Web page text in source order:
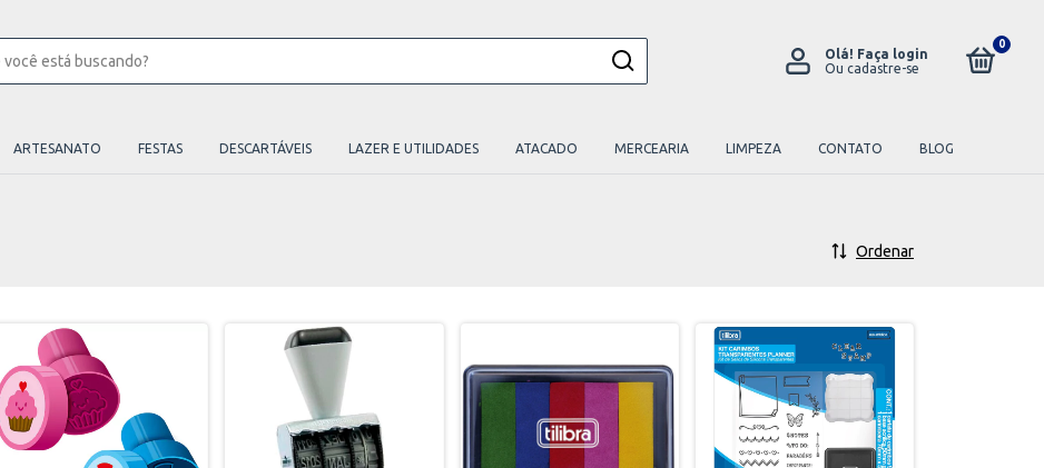
Olá! Faça login
Ou cadastre-se
0
ARTESANATO FESTAS DESCARTÁVEIS LAZER E UTILIDADES ATACADO MERCEARIA LIMPEZA CONTATO BLOG
Ordenar